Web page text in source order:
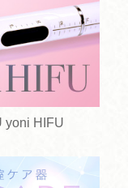
yoni HIFU